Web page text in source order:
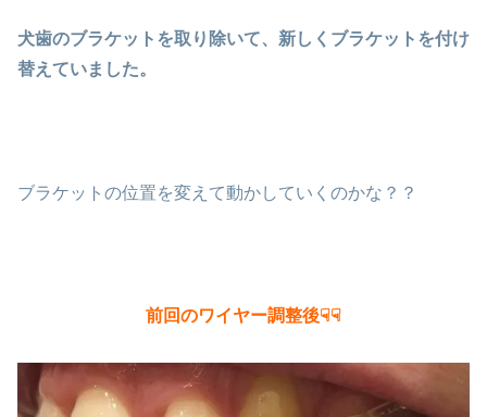
犬歯のブラケットを取り除いて、新しくブラケットを付け
替えていました。
ブラケットの位置を変えて動かしていくのかな？？
前回のワイヤー調整後☟☟